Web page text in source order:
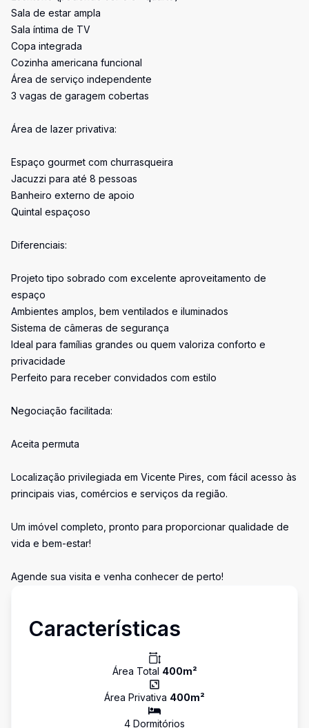
Sala de estar ampla
Sala íntima de TV
Copa integrada
Cozinha americana funcional
Área de serviço independente
3 vagas de garagem cobertas
Área de lazer privativa:
Espaço gourmet com churrasqueira
Jacuzzi para até 8 pessoas
Banheiro externo de apoio
Quintal espaçoso
Diferenciais:
Projeto tipo sobrado com excelente aproveitamento de
espaço
Ambientes amplos, bem ventilados e iluminados
Sistema de câmeras de segurança
Ideal para famílias grandes ou quem valoriza conforto e
privacidade
Perfeito para receber convidados com estilo
Negociação facilitada:
Aceita permuta
Localização privilegiada em Vicente Pires, com fácil acesso às
principais vias, comércios e serviços da região.
Um imóvel completo, pronto para proporcionar qualidade de
vida e bem-estar!
Agende sua visita e venha conhecer de perto!
Características
Área Total 400m²
Área Privativa 400m²
4 Dormitórios